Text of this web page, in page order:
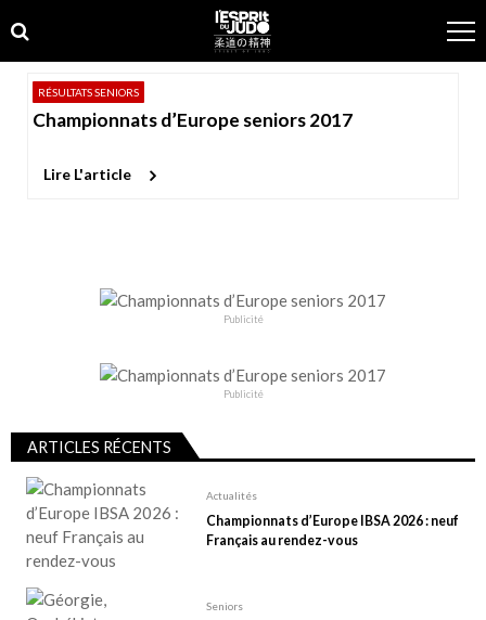
to
navigation
to
content
RÉSULTATS SENIORS
Championnats d’Europe seniors 2017
Lire L'article
Publicité
Publicité
ARTICLES RÉCENTS
Actualités
Championnats d’Europe IBSA 2026 : neuf
Français au rendez-vous
Seniors